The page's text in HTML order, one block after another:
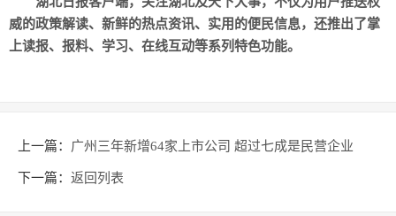
威的政策解读、新鲜的热点资讯、实用的便民信息，还推出了掌
上读报、报料、学习、在线互动等系列特色功能。
上一篇： 广州三年新增64家上市公司 超过七成是民营企业
下一篇： 返回列表